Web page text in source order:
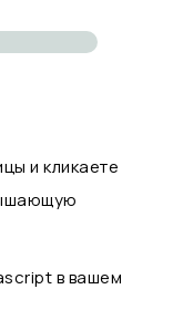
и кликаете
в вашем